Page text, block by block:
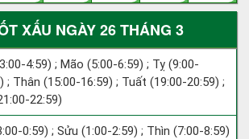
XẤU NGÀY 26 THÁNG 3
4:59) ; Mão (5:00-6:59) ; Tỵ (9:00-
; Thân (15:00-16:59) ; Tuất (19:00-20:59) ;
22:59)
0:59) ; Sửu (1:00-2:59) ; Thìn (7:00-8:59)